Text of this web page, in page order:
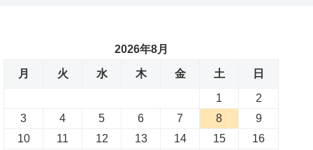
2026年8月
月 火 水 木 金 土 日
1
2
3
4 5 6 7 8
9
10
11 12 13 14 15
16